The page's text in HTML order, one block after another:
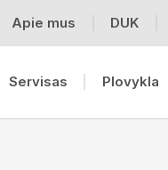
Apie mus DUK
Servisas Plovykla